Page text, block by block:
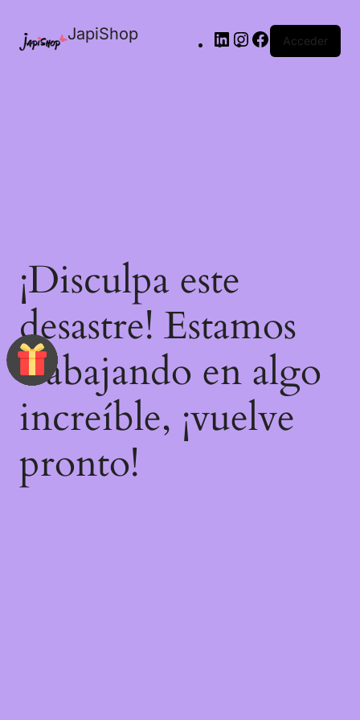
JapiShop Acceder
¡Disculpa este
desastre! Estamos
trabajando en algo
increíble, ¡vuelve
pronto!